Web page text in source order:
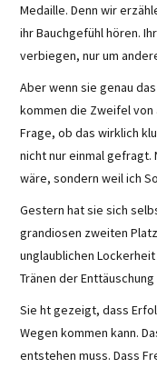
Medaille. Denn wir
ihr Bauchgefühl hören.
verbiegen, nur um
Aber wenn sie genau
kommen die Zweifel von
Frage, ob das wirklich
nicht nur einmal
wäre, sondern weil ich
Gestern hat sie sich
grandiosen zweiten
unglaublichen
Tränen der
Sie ht gezeigt, dass
Wegen kommen kann.
entstehen muss. Dass